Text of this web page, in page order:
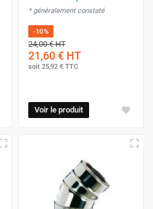
* généralement constaté
-10%
24,00 €HT
21,60 € HT
soit 25,92 € TTC
Voir le produit